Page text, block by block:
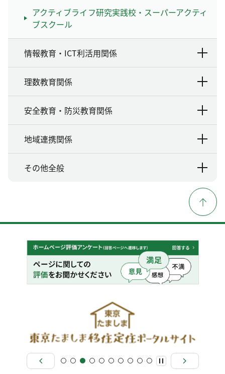
アクティブライフ研究実践校・スーパーアクティ
ブスクール
情報教育・ICT利活用関係
理数教育関係
安全教育・防災教育関係
地域連携関係
その他全般